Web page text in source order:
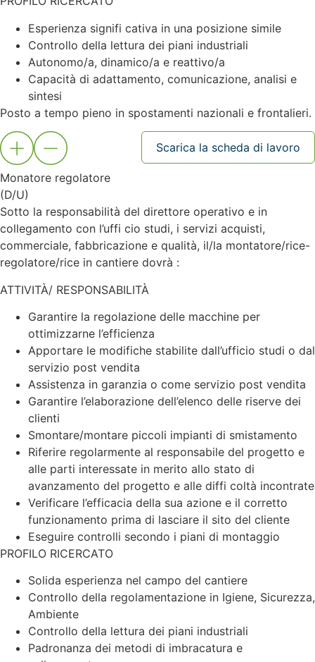
Esperienza signifi cativa in una posizione simile
Controllo della lettura dei piani industriali
Autonomo/a, dinamico/a e reattivo/a
Capacità di adattamento, comunicazione, analisi e
sintesi
Posto a tempo pieno in spostamenti nazionali e frontalieri.
Scarica la scheda di lavoro
Monatore regolatore
(D/U)
Sotto la responsabilità del direttore operativo e in
collegamento con l’uffi cio studi, i servizi acquisti,
commerciale, fabbricazione e qualità, il/la montatore/rice-
regolatore/rice in cantiere dovrà :
ATTIVITÀ/ RESPONSABILITÀ
Garantire la regolazione delle macchine per
ottimizzarne l’efficienza
Apportare le modifiche stabilite dall’ufficio studi o dal
servizio post vendita
Assistenza in garanzia o come servizio post vendita
Garantire l’elaborazione dell’elenco delle riserve dei
clienti
Smontare/montare piccoli impianti di smistamento
Riferire regolarmente al responsabile del progetto e
alle parti interessate in merito allo stato di
avanzamento del progetto e alle diffi coltà incontrate
Verificare l’efficacia della sua azione e il corretto
funzionamento prima di lasciare il sito del cliente
Eseguire controlli secondo i piani di montaggio
PROFILO RICERCATO
Solida esperienza nel campo del cantiere
Controllo della regolamentazione in Igiene, Sicurezza,
Ambiente
Controllo della lettura dei piani industriali
Padronanza dei metodi di imbracatura e